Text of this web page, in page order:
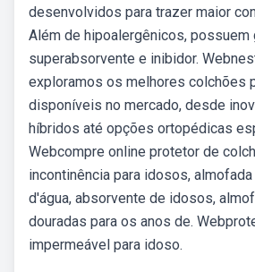
desenvolvidos para trazer maior
Além de hipoalergênicos, possuem
superabsorvente e inibidor.
exploramos os melhores colchões
disponíveis no mercado, desde
híbridos até opções ortopédicas
Webcompre online protetor de
incontinência para idosos,
d'água, absorvente de idosos,
douradas para os anos de.
impermeável para idoso.